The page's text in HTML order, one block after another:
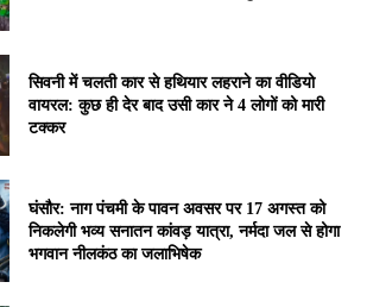
सिवनी में चलती कार से हथियार लहराने का वीडियो
वायरल: कुछ ही देर बाद उसी कार ने 4 लोगों को मारी
टक्कर
घंसौर: नाग पंचमी के पावन अवसर पर 17 अगस्त को
निकलेगी भव्य सनातन कांवड़ यात्रा, नर्मदा जल से होगा
भगवान नीलकंठ का जलाभिषेक